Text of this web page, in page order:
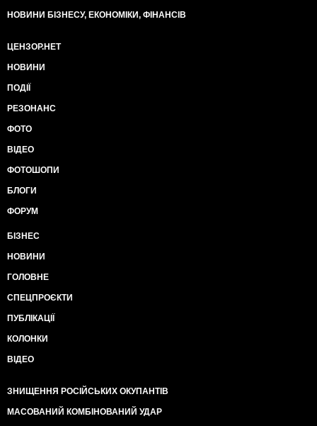
НОВИНИ БІЗНЕСУ, ЕКОНОМІКИ, ФІНАНСІВ
ЦЕНЗОР.НЕТ
НОВИНИ
ПОДІЇ
РЕЗОНАНС
ФОТО
ВІДЕО
ФОТОШОПИ
БЛОГИ
ФОРУМ
БІЗНЕС
НОВИНИ
ГОЛОВНЕ
СПЕЦПРОЄКТИ
ПУБЛІКАЦІЇ
КОЛОНКИ
ВІДЕО
ЗНИЩЕННЯ РОСІЙСЬКИХ ОКУПАНТІВ
МАСОВАНИЙ КОМБІНОВАНИЙ УДАР